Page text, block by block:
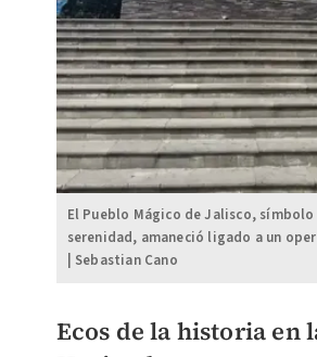
El Pueblo Mágico de Jalisco,
serenidad, amaneció ligado a un
| Sebastian Cano
Ecos de la historia en